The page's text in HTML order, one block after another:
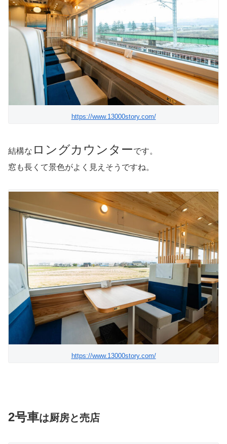
https://www.13000story.com/
結構な ロングカウンターです。
窓も長くて景色がよく見えそうですね。
https://www.13000story.com/
2号車は厨房と売店